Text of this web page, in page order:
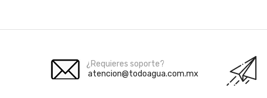
¿Requieres soporte?
atencion@todoagua.com.mx